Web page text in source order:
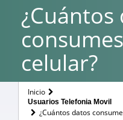
¿Cuántos
celular?
Inicio
Usuarios Telefonia Movil
¿Cuántos datos